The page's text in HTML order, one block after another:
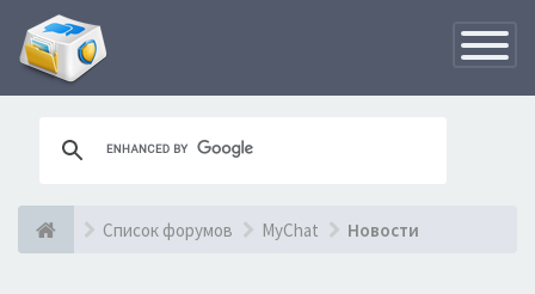
Список форумов MyChat Новости